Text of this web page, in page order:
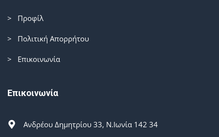
> Προφίλ
> Πολιτική Απορρήτου
> Επικοινωνία
Επικοινωνία
Ανδρέου Δημητρίου 33, Ν.Ιωνία 142 34